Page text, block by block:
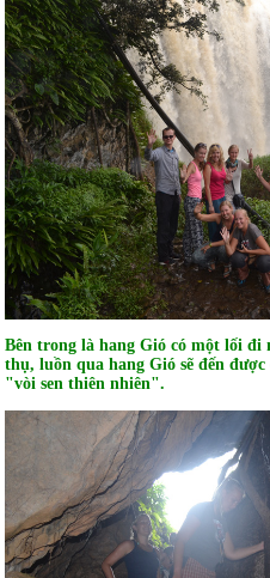
Bên trong là hang Gió có một lối đi
thụ, luồn qua hang Gió sẽ đến
"vòi sen thiên nhiên".